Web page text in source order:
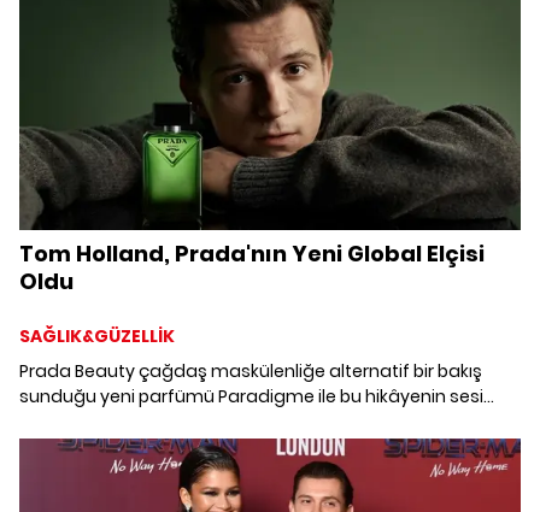
Tom Holland, Prada'nın Yeni Global Elçisi
Oldu
SAĞLIK&GÜZELLİK
Prada Beauty çağdaş maskülenliğe alternatif bir bakış
sunduğu yeni parfümü Paradigme ile bu hikâyenin sesi